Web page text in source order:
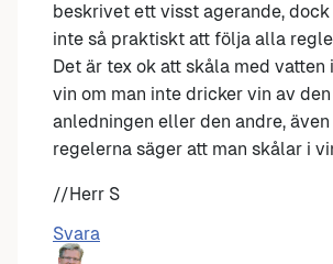
beskrivet ett visst agerande, dock
inte så praktiskt att följa alla
Det är tex ok att skåla med
vin om man inte dricker vin av
anledningen eller den andre, även
regelerna säger att man skålar i
//Herr S
Svara